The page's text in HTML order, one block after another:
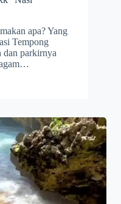
apa? Yang
Tempong
dan parkirnya